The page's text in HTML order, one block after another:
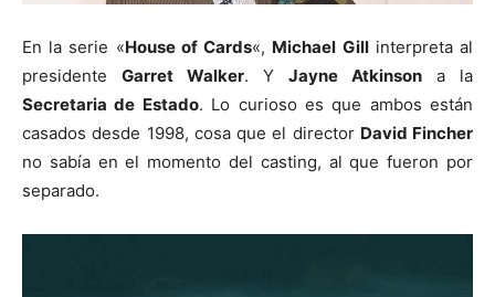
En la serie «House of Cards«, Michael Gillinterpreta al
presidente Garret Walker. Y Jayne Atkinson a la
Secretaria de Estado. Lo curioso es que ambos están
casados desde 1998, cosa que el director David Fincher
no sabía en el momento del casting, al que fueron por
separado.